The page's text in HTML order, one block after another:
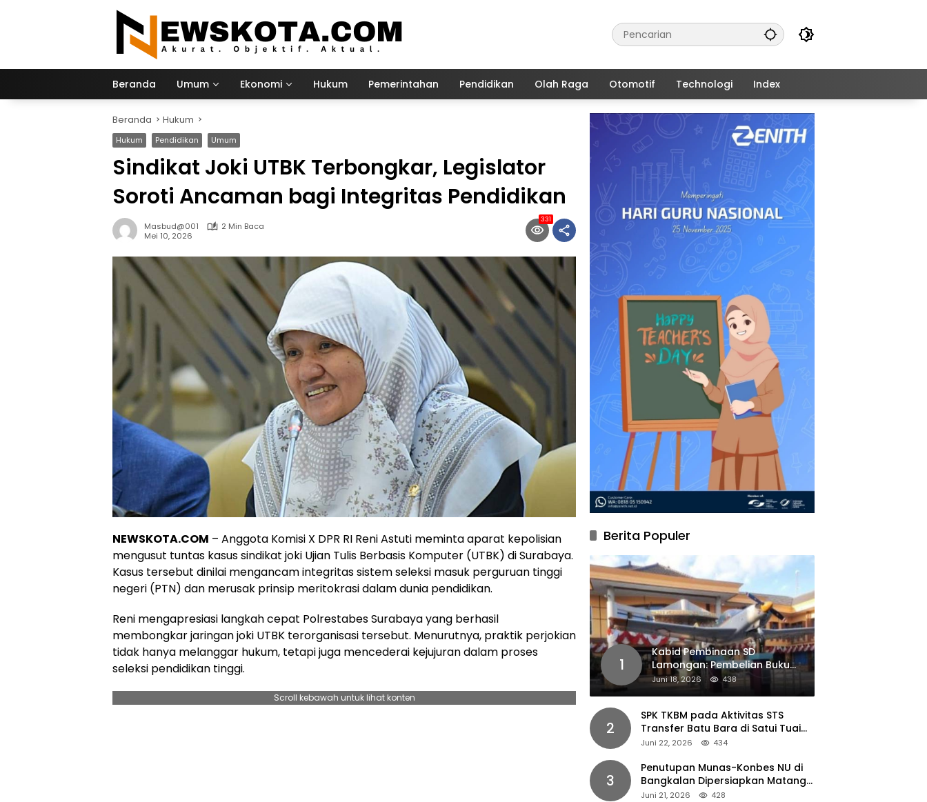
Beranda Umum Ekonomi Hukum Pemerintahan Pendidikan Olah Raga Otomotif Technologi Index
Beranda Hukum
Hukum Pendidikan Umum
Sindikat Joki UTBK Terbongkar, Legislator
Soroti Ancaman bagi Integritas Pendidikan
Masbud@001
2 Min Baca
Mei 10, 2026
331
NEWSKOTA.COM – Anggota Komisi X DPR RI Reni Astuti meminta aparat kepolisian
mengusut tuntas kasus sindikat joki Ujian Tulis Berbasis Komputer (UTBK) di Surabaya.
Kasus tersebut dinilai mengancam integritas sistem seleksi masuk perguruan tinggi
negeri (PTN) dan merusak prinsip meritokrasi dalam dunia pendidikan.
Reni mengapresiasi langkah cepat Polrestabes Surabaya yang berhasil
membongkar jaringan joki UTBK terorganisasi tersebut. Menurutnya, praktik perjokian
tidak hanya melanggar hukum, tetapi juga mencederai kejujuran dalam proses
seleksi pendidikan tinggi.
Scroll kebawah untuk lihat konten
Berita Populer
1
Kabid Pembinaan SD
Lamongan: Pembelian Buku
Pendamping Tidak Boleh
Dipaksakan
Juni 18, 2026 438
2
SPK TKBM pada Aktivitas STS
Transfer Batu Bara di Satui Tuai
Sorotan
Juni 22, 2026 434
3
Penutupan Munas-Konbes NU di
Bangkalan Dipersiapkan Matang,
Gus Ipul Turun Tangan
Juni 21, 2026 428